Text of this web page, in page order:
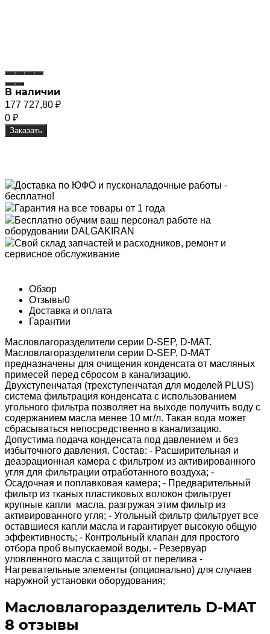
В наличии
177 727,80 ₽
0 ₽
Заказать
Доставка по ЮФО и пусконаладочные работы -
бесплатно!
Гарантия на все товары от 1 года
Бесплатно обучим ваш персонал работе на
оборудовании DALGAKIRAN
Свой склад запчастей и расходников, ремонт и
сервисное обслуживание
Обзор
Отзывы0
Доставка и оплата
Гарантии
Масловлагоразделители серии D-SEP, D-MAT.
Масловлагоразделители серии D-SEP, D-MAT
предназначены для очищения конденсата от масляных
примесей перед сбросом в канализацию.
Двухступенчатая (трехступенчатая для моделей PLUS)
система фильтрация конденсата с использованием
угольного фильтра позволяет на выходе получить воду с
содержанием масла менее 10 мг/л. Такая вода может
сбрасываться непосредственно в канализацию.
Допустима подача конденсата под давлением и без
избыточного давления. Состав: - Расширительная и
деаэрационная камера с фильтром из активированного
угля для фильтрации отработанного воздуха; -
Осадочная и поплавковая камера; - Предварительный
фильтр из тканых пластиковых волокон фильтрует
крупные капли масла, разгружая этим фильтр из
активированного угля; - Угольный фильтр фильтрует все
оставшиеся капли масла и гарантирует высокую общую
эффективность; - Контрольный клапан для простого
отбора проб выпускаемой воды. - Резервуар
уловленного масла с защитой от перелива -
Нагревательные элементы (опционально) для случаев
наружной установки оборудования;
Масловлагоразделитель D-MAT
8 отзывы